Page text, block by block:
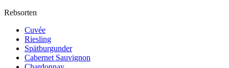
Rebsorten
Cuvée
Riesling
Spätburgunder
Cabernet Sauvignon